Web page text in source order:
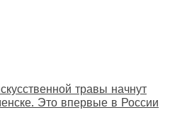
травы начнут
Это впервые в России